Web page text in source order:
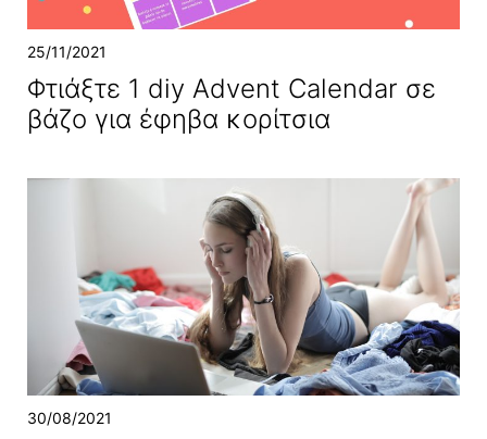
25/11/2021
Φτιάξτε 1 diy Advent Calendar σε
βάζο για έφηβα κορίτσια
30/08/2021